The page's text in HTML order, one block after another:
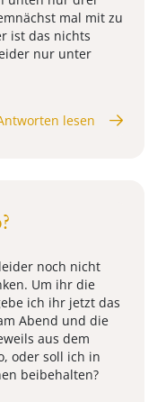
mal mit zu
ist das nichts
nur unter
lesen
noch nicht
Um ihr die
ich ihr jetzt das
Abend und die
aus dem
oder soll ich in
beibehalten?